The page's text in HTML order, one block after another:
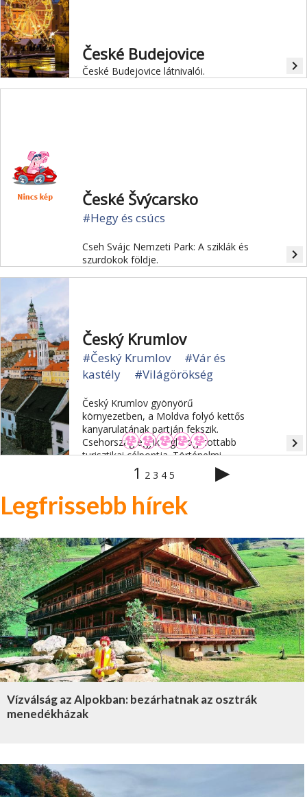
České Budejovice
České Budejovice látnivalói. navigate_next
České Švýcarsko
#Hegy és csúcs
Cseh Svájc Nemzeti Park: A sziklák és
szurdokok földje.
navigate_next
Český Krumlov
#Český Krumlov
#Vár és
kastély
#Világörökség
Český Krumlov gyönyörű
környezetben, a Moldva folyó kettős
kanyarulatának partján fekszik.
Csehország egyik leglátogatottabb
turisztikai célpontja. Történelmi
negyedét az UNESCO a Világörökség
részének nyilvánította.
navigate_next
1 2 3 4 5 ▶
Legfrissebb hírek
Vízválság az Alpokban: bezárhatnak az osztrák
menedékházak